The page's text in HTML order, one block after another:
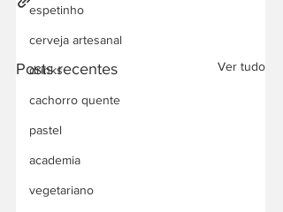
espetinho
cerveja artesanal
drinks
cachorro quente
pastel
academia
vegetariano
Posts recentes Ver tudo